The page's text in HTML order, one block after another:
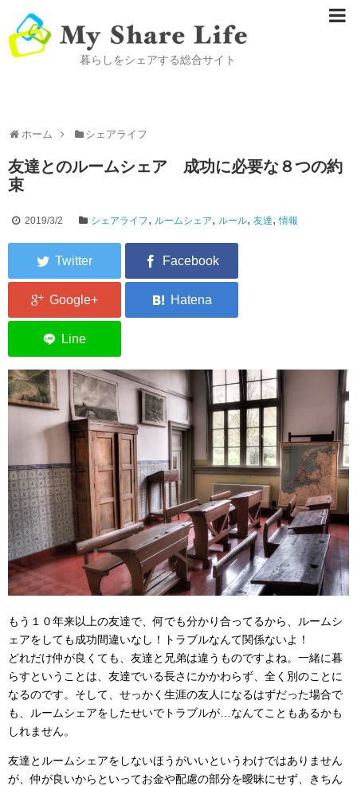
暮らしをシェアする総合サイト
ホーム シェアライフ
友達とのルームシェア 成功に必要な８つの約
束
2019/3/2 シェアライフ, ルームシェア, ルール,友達,情報
もう１０年来以上の友達で、何でも分かり合ってるから、ルームシ
ェアをしても成功間違いなし！トラブルなんて関係ないよ！
どれだけ仲が良くても、友達と兄弟は違うものですよね。一緒に暮
らすということは、友達でいる長さにかかわらず、全く別のことに
なるのです。そして、せっかく生涯の友人になるはずだった場合で
も、ルームシェアをしたせいでトラブルが…なんてこともあるかも
しれません。
友達とルームシェアをしないほうがいいというわけではありません
が、仲が良いからといってお金や配慮の部分を曖昧にせず、きちん